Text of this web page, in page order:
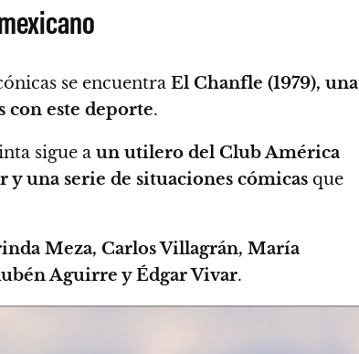
se encuentra El Chanfle (1979), una
con este deporte.
sigue a un utilero del Club América
una serie de situaciones cómicas que
Meza, Carlos Villagrán, María
Aguirre y Édgar Vivar.